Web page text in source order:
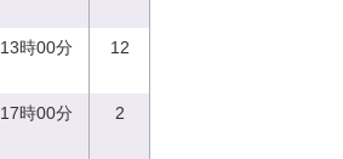
13時00分 12
17時00分 2